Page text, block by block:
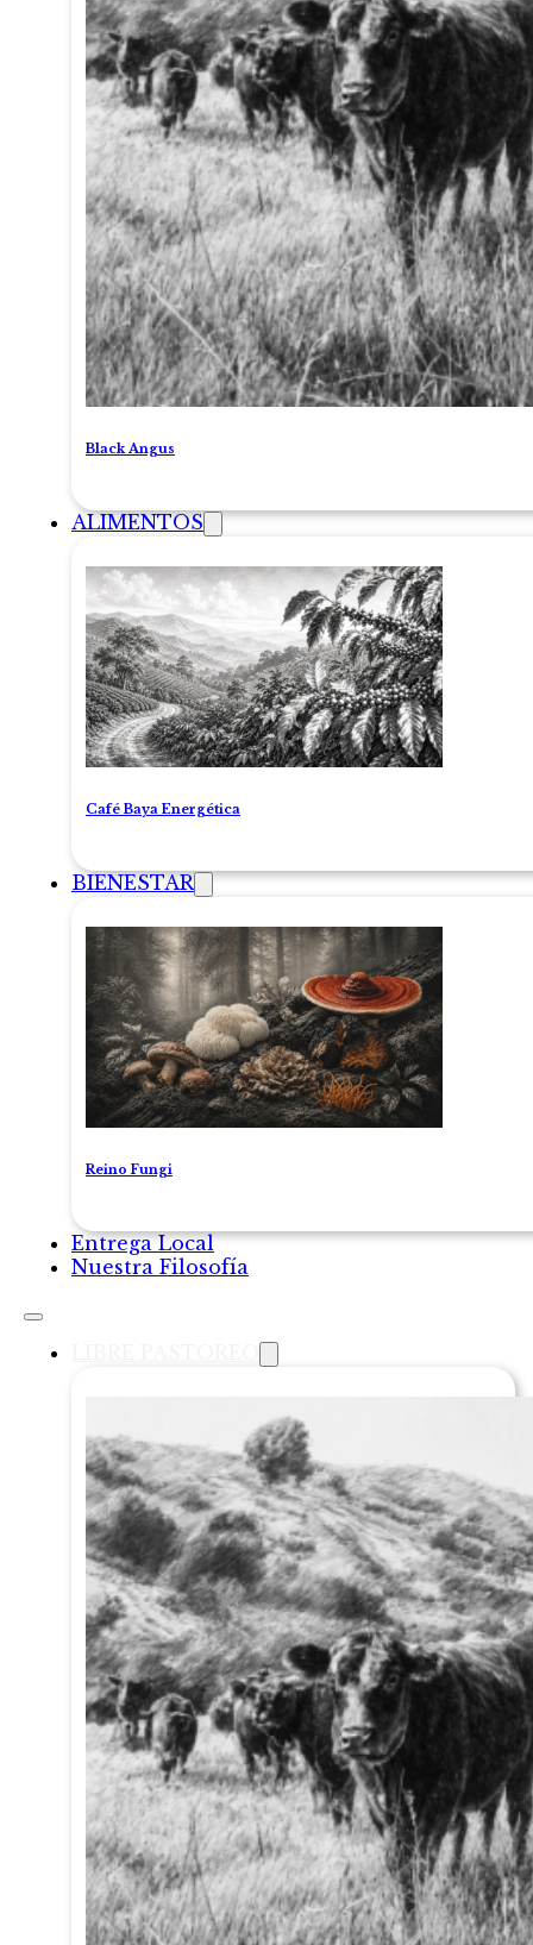
Black Angus
ALIMENTOS
Café Baya Energética
BIENESTAR
Reino Fungi
Entrega Local
Nuestra Filosofía